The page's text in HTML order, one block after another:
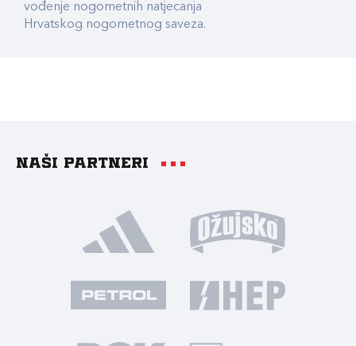
vođenje nogometnih natjecanja
Hrvatskog nogometnog saveza.
Naši partneri